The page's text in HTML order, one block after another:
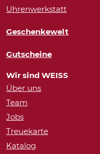
Uhrenwerkstatt
Geschenkewelt
Gutscheine
Wir sind WEISS
Über uns
Team
Jobs
Treuekarte
Katalog